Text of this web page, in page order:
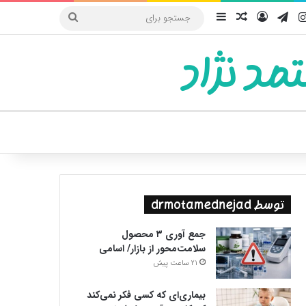
اینستاگرام
تلگرامورودنوشته تصادفی
سایدبار
جستجو
نژاد
پوسته
توسط drmotamednejad
جمع آوری ۳ محصول
سلامت‌محور از بازار/ اسامی
21 ساعت پیش
بیماری‌ای که کسی فکر نمی‌کند